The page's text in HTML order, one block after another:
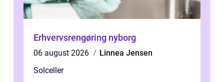
Erhvervsrengøring nyborg
06 august 2026
Linnea Jensen
Solceller